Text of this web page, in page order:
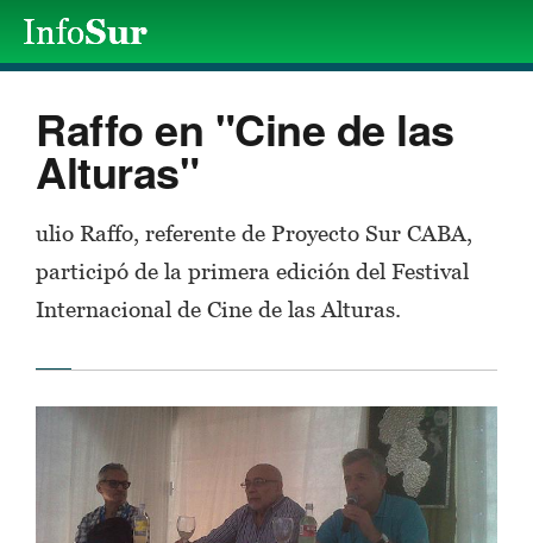
Raffo en "Cine de las
Alturas"
ulio Raffo, referente de Proyecto Sur CABA,
participó de la primera edición del Festival
Internacional de Cine de las Alturas.